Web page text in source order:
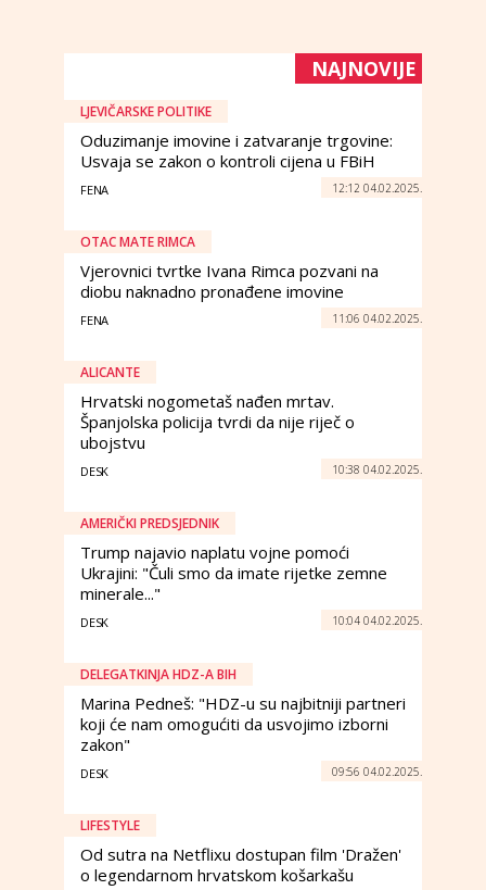
NAJNOVIJE
LJEVIČARSKE POLITIKE
Oduzimanje imovine i zatvaranje trgovine:
Usvaja se zakon o kontroli cijena u FBiH
FENA 12:12 04.02.2025.
OTAC MATE RIMCA
Vjerovnici tvrtke Ivana Rimca pozvani na
diobu naknadno pronađene imovine
FENA 11:06 04.02.2025.
ALICANTE
Hrvatski nogometaš nađen mrtav.
Španjolska policija tvrdi da nije riječ o
ubojstvu
DESK 10:38 04.02.2025.
AMERIČKI PREDSJEDNIK
Trump najavio naplatu vojne pomoći
Ukrajini: "Čuli smo da imate rijetke zemne
minerale..."
DESK 10:04 04.02.2025.
DELEGATKINJA HDZ-A BIH
Marina Pedneš: "HDZ-u su najbitniji partneri
koji će nam omogućiti da usvojimo izborni
zakon"
DESK 09:56 04.02.2025.
LIFESTYLE
Od sutra na Netflixu dostupan film 'Dražen'
o legendarnom hrvatskom košarkašu